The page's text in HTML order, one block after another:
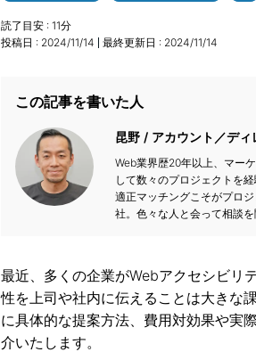
読了目安 : 11分
投稿日 : 2024/11/14 最終更新日 : 2024/11/14
この記事を書いた人
昆野 アカウント／ディ
Web業界歴20年以上、マー
して数々のプロジェクトを
適正マッチングこそがプロ
社。色々な人と会って相談を
最近、多くの企業がWebアクセシビリ
性を上司や社内に伝えることは大きな
に具体的な提案方法、費用対効果や実
介いたします。